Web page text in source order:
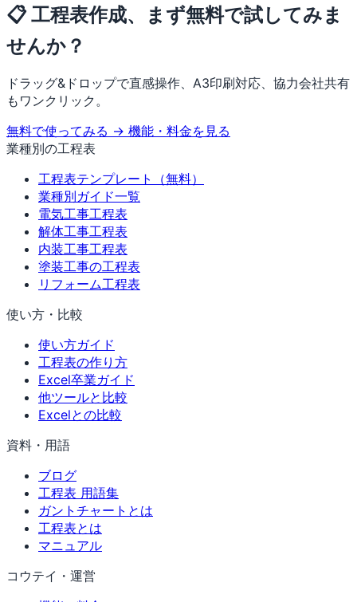
📋 工程表作成、まず無料で試してみま
せんか？
ドラッグ&ドロップで直感操作、A3印刷対応、協力会社共有
もワンクリック。
無料で使ってみる → 機能・料金を見る
業種別の工程表
工程表テンプレート（無料）
業種別ガイド一覧
電気工事工程表
解体工事工程表
内装工事工程表
塗装工事の工程表
リフォーム工程表
使い方・比較
使い方ガイド
工程表の作り方
Excel卒業ガイド
他ツールと比較
Excelとの比較
資料・用語
ブログ
工程表 用語集
ガントチャートとは
工程表とは
マニュアル
コウテイ・運営